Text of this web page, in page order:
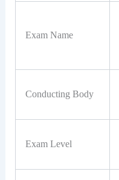
Exam Name
Conducting Body
Exam Level